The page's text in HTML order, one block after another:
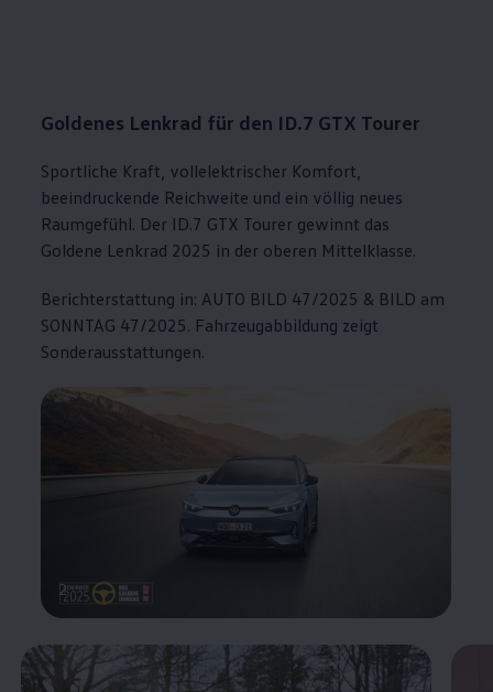
Goldenes Lenkrad für den ID.7 GTX Tourer
Sportliche Kraft, vollelektrischer Komfort,
beeindruckende Reichweite und ein völlig neues
Raumgefühl. Der ID.7 GTX Tourer gewinnt das
Goldene Lenkrad 2025 in der oberen Mittelklasse.
Berichterstattung in: AUTO BILD 47/2025 & BILD am
SONNTAG 47/2025. Fahrzeugabbildung zeigt
Sonderausstattungen.
2
Enable fullscreen mode